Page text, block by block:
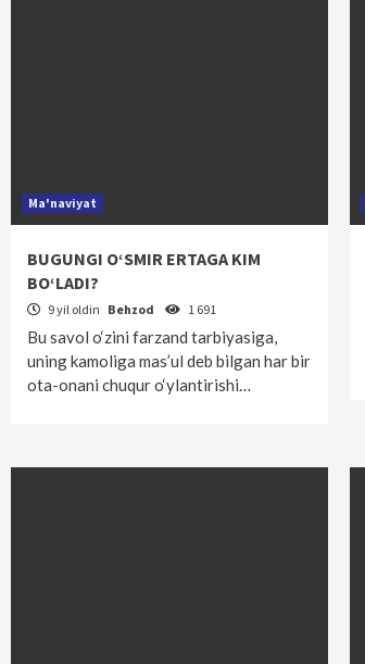
Ma'naviyat
BUGUNGI O‘SMIR ERTAGA KIM
BO‘LADI?
9 yil oldin Behzod 1 691
Bu savol o‘zini farzand tarbiyasiga,
uning kamoliga mas’ul deb bilgan har bir
ota-onani chuqur o‘ylantirishi…